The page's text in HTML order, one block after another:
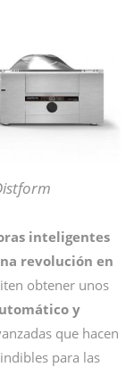
inteligentes
revolución en
obtener unos
y
que hacen
para las